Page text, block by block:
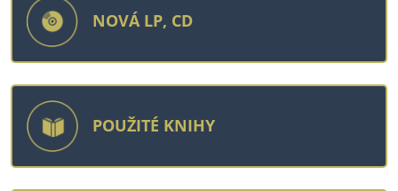
NOVÁ LP, CD
POUŽITÉ KNIHY